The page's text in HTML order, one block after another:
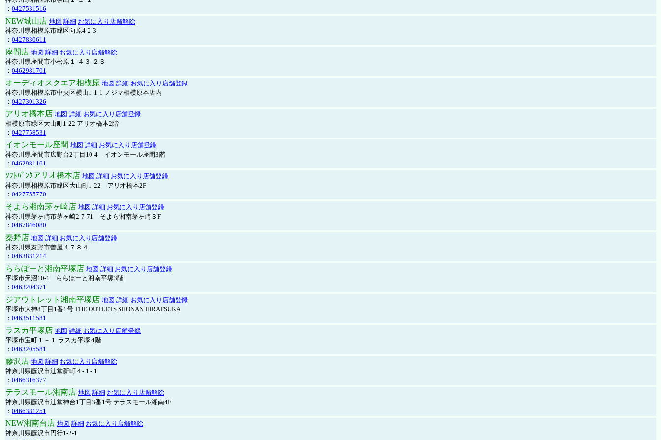
： 0427531516
NEW城山店 地図 詳細 お気に入り店舗解除
神奈川県相模原市緑区向原4-2-3
： 0427830611
座間店 地図 詳細 お気に入り店舗解除
神奈川県座間市小松原１-４３-２３
： 0462981701
オーディオスクエア相模原 地図 詳細 お気に入り店舗登録
神奈川県相模原市中央区横山1-1-1 ノジマ相模原本店内
： 0427301326
アリオ橋本店 地図 詳細 お気に入り店舗登録
相模原市緑区大山町1-22 アリオ橋本2階
： 0427758531
イオンモール座間 地図 詳細 お気に入り店舗登録
神奈川県座間市広野台2丁目10-4 イオンモール座間3階
： 0462981161
ｿﾌﾄﾊﾞﾝｸアリオ橋本店 地図 詳細 お気に入り店舗登録
神奈川県相模原市緑区大山町1-22 アリオ橋本2F
： 0427755770
そよら湘南茅ヶ崎店 地図 詳細 お気に入り店舗登録
神奈川県茅ヶ崎市茅ヶ崎2‐7‐71 そよら湘南茅ヶ崎３F
： 0467846080
秦野店 地図 詳細 お気に入り店舗登録
神奈川県秦野市曽屋４７８４
： 0463831214
ららぽーと湘南平塚店 地図 詳細 お気に入り店舗登録
平塚市天沼10-1 ららぽーと湘南平塚3階
： 0463204371
ジアウトレット湘南平塚店 地図 詳細 お気に入り店舗登録
平塚市大神8丁目1番1号 THE OUTLETS SHONAN HIRATSUKA
： 0463511581
ラスカ平塚店 地図 詳細 お気に入り店舗登録
平塚市宝町１－１ ラスカ平塚 4階
： 0463205581
藤沢店 地図 詳細 お気に入り店舗解除
神奈川県藤沢市辻堂新町４-１-１
： 0466316377
テラスモール湘南店 地図 詳細 お気に入り店舗解除
神奈川県藤沢市辻堂神台1丁目3番1号 テラスモール湘南4F
： 0466381251
NEW湘南台店 地図 詳細 お気に入り店舗解除
神奈川県藤沢市円行1-2-1